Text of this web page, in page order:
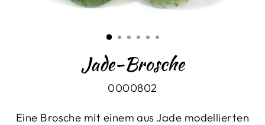
Jade-Brosche
0000802
Eine Brosche mit einem aus Jade modellierten